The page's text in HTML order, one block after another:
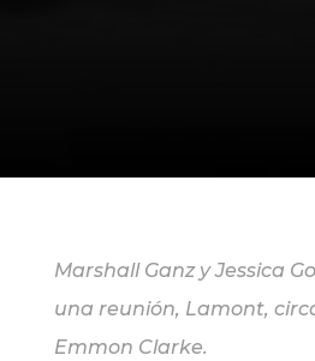
Marshall Ganz y Jessica
una reunión, Lamont,
Emmon Clarke.